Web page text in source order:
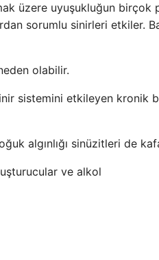
üzere uyuşukluğun birçok
sorumlu sinirleri etkiler.
olabilir.
sistemini etkileyen
algınlığı sinüzitleri de
ve alkol